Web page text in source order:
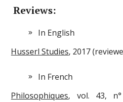
Reviews:
In English
Husserl Studies, 2017
In French
Philosophiques, vol. 43,